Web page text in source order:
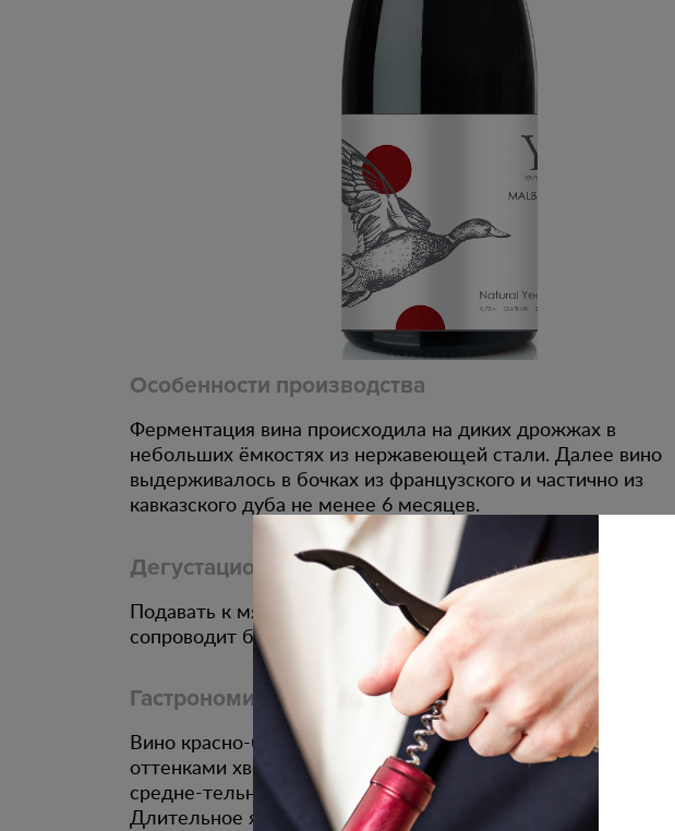
Особенности производства
Ферментация вина происходила на диких дрожжах в
небольших ёмкостях из нержавеющей стали. Далее вино
выдерживалось в бочках из французского и частично из
кавказского дуба не менее 6 месяцев.
Дегустационные характеристики
Подавать к мясу приготовленному на гриле. Отлично
сопроводит блюда из утки.
Гастрономическое сочетание
Вино красно-бордового цвета. В аромате лесные ягоды, с
оттенками хвои, кожи и специй. Во вкусе сбалансированное,
средне-тельное, лёгкое и питкое, с свежей кислотностью.
Длительное ягодное послевкусие.